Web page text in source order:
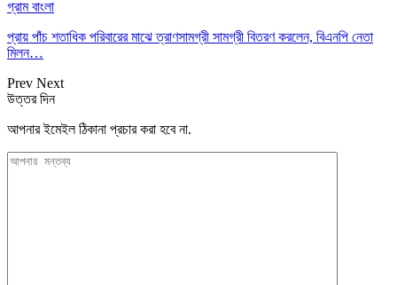
গ্রাম বাংলা
প্রায় পাঁচ শতাধিক পরিবারের মাঝে ত্রাণসামগ্রী সামগ্রী বিতরণ করলেন, বিএনপি নেতা
মিলন…
Prev Next
উত্তর দিন
আপনার ইমেইল ঠিকানা প্রচার করা হবে না.